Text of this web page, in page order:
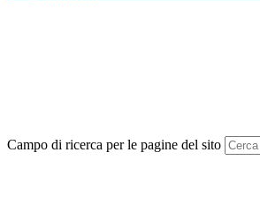
Campo di ricerca per le pagine del sito